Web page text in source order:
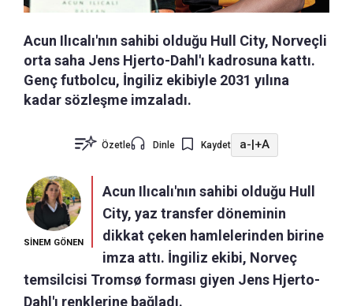
Acun Ilıcalı'nın sahibi olduğu Hull City, Norveçli
orta saha Jens Hjerto-Dahl'ı kadrosuna kattı.
Genç futbolcu, İngiliz ekibiyle 2031 yılına
kadar sözleşme imzaladı.
Özetle Dinle Kaydet a- +A
SİNEM GÖNEN
Acun Ilıcalı'nın sahibi olduğu Hull
City, yaz transfer döneminin
dikkat çeken hamlelerinden birine
imza attı. İngiliz ekibi, Norveç
temsilcisi Tromsø forması giyen Jens Hjerto-
Dahl'ı renklerine bağladı.